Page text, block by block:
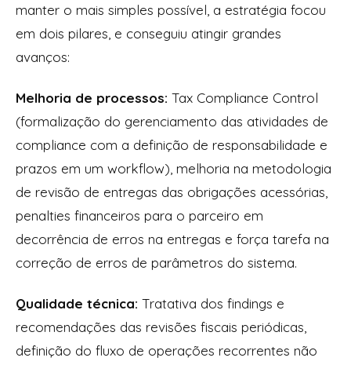
manter o mais simples possível, a estratégia focou
em dois pilares, e conseguiu atingir grandes
avanços:
Melhoria de processos: Tax Compliance Control
(formalização do gerenciamento das atividades de
compliance com a definição de responsabilidade e
prazos em um workflow), melhoria na metodologia
de revisão de entregas das obrigações acessórias,
penalties financeiros para o parceiro em
decorrência de erros na entregas e força tarefa na
correção de erros de parâmetros do sistema.
Qualidade técnica: Tratativa dos findings e
recomendações das revisões fiscais periódicas,
definição do fluxo de operações recorrentes não